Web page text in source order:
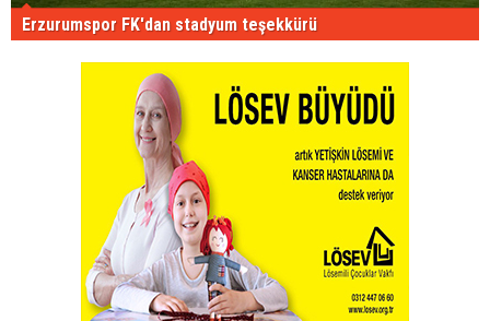
Erzurumspor FK'dan stadyum teşekkürü